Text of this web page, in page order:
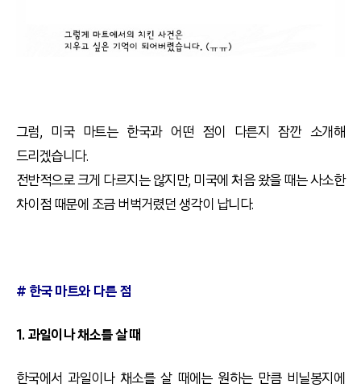
그럼, 미국 마트는 한국과 어떤 점이 다른지 잠깐 소개해
드리겠습니다.
전반적으로 크게 다르지는 않지만, 미국에 처음 왔을 때는 사소한
차이점 때문에 조금 버벅거렸던 생각이 납니다.
# 한국 마트와 다른 점
1. 과일이나 채소를 살 때
한국에서 과일이나 채소를 살 때에는 원하는 만큼 비닐봉지에